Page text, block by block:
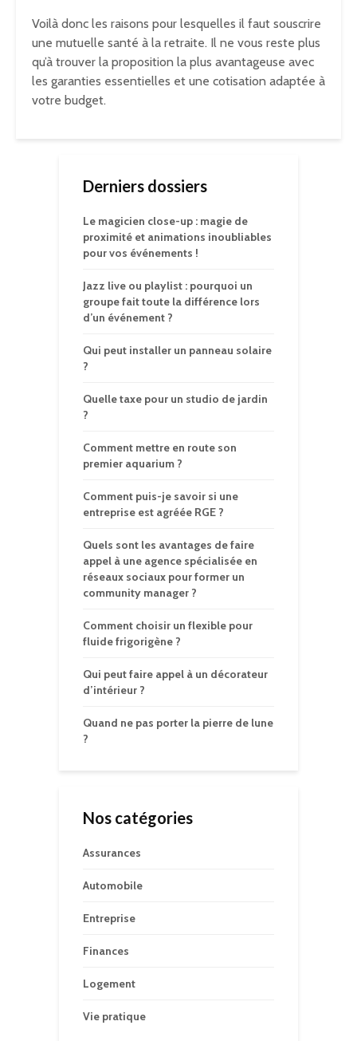
Voilà donc les raisons pour lesquelles il faut souscrire
une mutuelle santé à la retraite. Il ne vous reste plus
qu’à trouver la proposition la plus avantageuse avec
les garanties essentielles et une cotisation adaptée à
votre budget.
Derniers dossiers
Le magicien close-up : magie de
proximité et animations inoubliables
pour vos événements !
Jazz live ou playlist : pourquoi un
groupe fait toute la différence lors
d’un événement ?
Qui peut installer un panneau solaire
?
Quelle taxe pour un studio de jardin
?
Comment mettre en route son
premier aquarium ?
Comment puis-je savoir si une
entreprise est agréée RGE ?
Quels sont les avantages de faire
appel à une agence spécialisée en
réseaux sociaux pour former un
community manager ?
Comment choisir un flexible pour
fluide frigorigène ?
Qui peut faire appel à un décorateur
d’intérieur ?
Quand ne pas porter la pierre de lune
?
Nos catégories
Assurances
Automobile
Entreprise
Finances
Logement
Vie pratique